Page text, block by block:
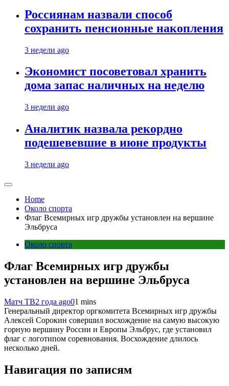
Россиянам назвали способ
сохранить пенсионные накопления
3 недели ago
Экономист посоветовал хранить
дома запас наличных на неделю
3 недели ago
Аналитик назвала рекордно
подешевевшие в июне продукты
3 недели ago
Home
Около спорта
Флаг Всемирных игр дружбы установлен на вершине
Эльбруса
Около спорта
Флаг Всемирных игр дружбы
установлен на вершине Эльбруса
Матч ТВ2 года ago01 mins
Генеральный директор оргкомитета Всемирных игр дружбы
Алексей Сорокин совершил восхождение на самую высокую
горную вершину России и Европы Эльбрус, где установил
флаг с логотипом соревнования. Восхождение длилось
несколько дней.
Навигация по записям